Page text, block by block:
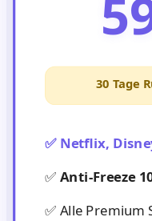
30 Tage
✅ Netflix,
✅ Anti-Freeze
✅ Alle Premium